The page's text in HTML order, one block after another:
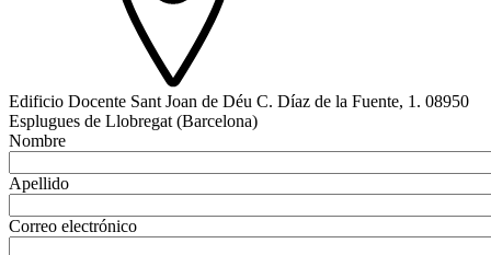
Edificio Docente Sant Joan de Déu C. Díaz de la Fuente, 1. 08950
Esplugues de Llobregat (Barcelona)
Nombre
Apellido
Correo electrónico